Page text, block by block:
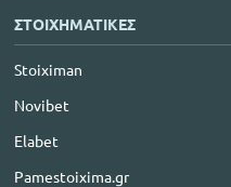
ΣΤΟΙΧΗΜΑΤΙΚΕΣ
Stoiximan
Novibet
Elabet
Pamestoixima.gr